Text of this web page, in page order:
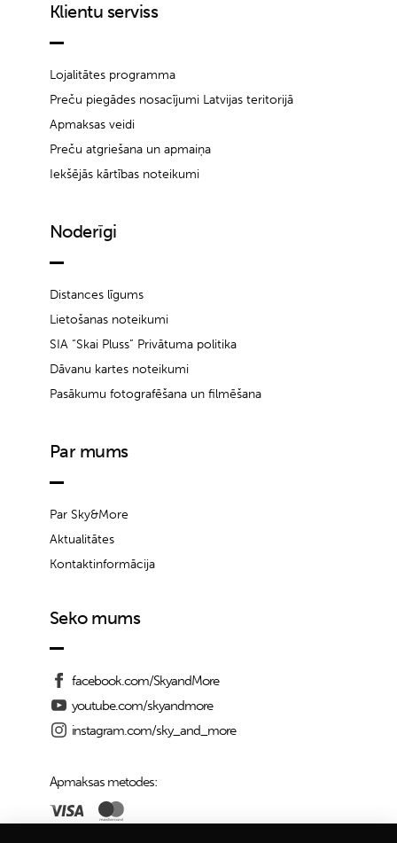
Klientu serviss
Lojalitātes programma
Preču piegādes nosacījumi Latvijas teritorijā
Apmaksas veidi
Preču atgriešana un apmaiņa
Iekšējās kārtības noteikumi
Noderīgi
Distances līgums
Lietošanas noteikumi
SIA “Skai Pluss” Privātuma politika
Dāvanu kartes noteikumi
Pasākumu fotografēšana un filmēšana
Par mums
Par Sky&More
Aktualitātes
Kontaktinformācija
Seko mums
facebook.com/SkyandMore
youtube.com/skyandmore
instagram.com/sky_and_more
Apmaksas metodes: